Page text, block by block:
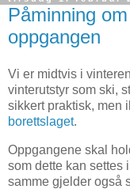
Påminning
oppgangen
Vi er midtvis i
vinterutstyr som ski,
sikkert praktisk, men
borettslaget.
Oppgangene skal
som dette kan settes
samme gjelder også